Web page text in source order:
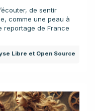
de sentir
comme une peau à
reportage de France
Libre et Open Source